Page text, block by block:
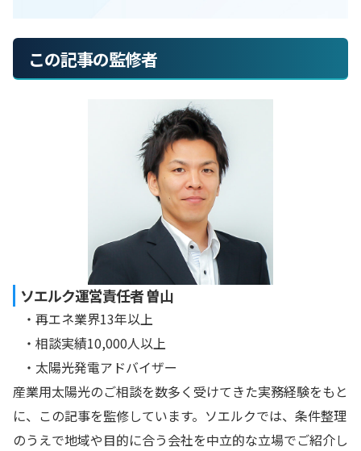
この記事の監修者
ソエルク運営責任者 曽山
・再エネ業界13年以上
・相談実績10,000人以上
・太陽光発電アドバイザー
産業用太陽光のご相談を数多く受けてきた実務経験をもと
に、この記事を監修しています。ソエルクでは、条件整理
のうえで地域や目的に合う会社を中立的な立場でご紹介し